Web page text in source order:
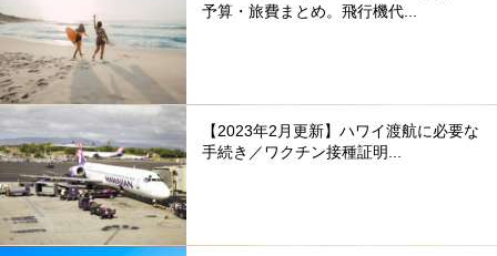
予算・旅費まとめ。飛行機代...
【2023年2月更新】ハワイ渡航に必要な
手続き／ワクチン接種証明...